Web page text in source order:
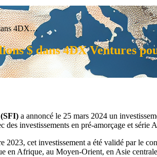
4DX…
$ dans 4DX Ventures
a annoncé le 25 mars 2024 un
investissements en pré-amorçage et
2023, cet investissement a été validé par le
en Afrique, au Moyen-Orient, en Asie